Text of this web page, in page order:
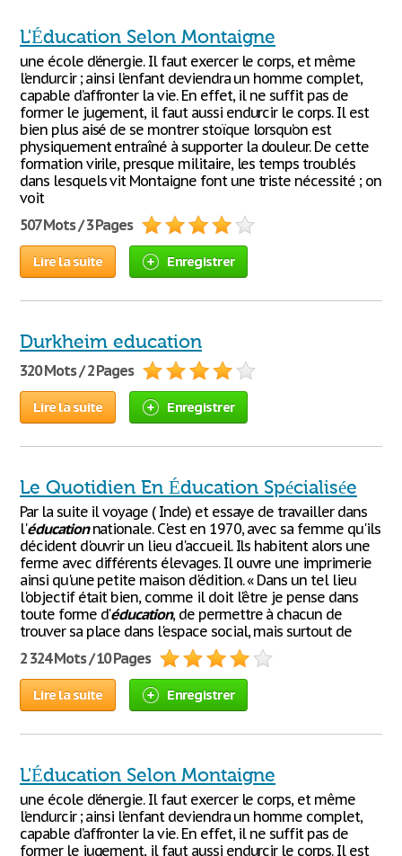
L'Éducation Selon Montaigne
une école d’énergie. Il faut exercer le corps, et même
l’endurcir ; ainsi l’enfant deviendra un homme complet,
capable d’affronter la vie. En effet, il ne suffit pas de
former le jugement, il faut aussi endurcir le corps. Il est
bien plus aisé de se montrer stoïque lorsqu’on est
physiquement entraîné à supporter la douleur. De cette
formation virile, presque militaire, les temps troublés
dans lesquels vit Montaigne font une triste nécessité ; on
voit
507 Mots / 3 Pages
Lire la suite Enregistrer
Durkheim education
320 Mots / 2 Pages
Lire la suite Enregistrer
Le Quotidien En Éducation Spécialisée
Par la suite il voyage ( Inde) et essaye de travailler dans
l'éducationnationale. C'est en 1970, avec sa femme qu'ils
décident d'ouvrir un lieu d'accueil. Ils habitent alors une
ferme avec différents élevages. Il ouvre une imprimerie
ainsi qu'une petite maison d'édition. « Dans un tel lieu
l'objectif était bien, comme il doit l'être je pense dans
toute forme d'éducation, de permettre à chacun de
trouver sa place dans l'espace social, mais surtout de
2 324 Mots / 10 Pages
Lire la suite Enregistrer
L'Éducation Selon Montaigne
une école d’énergie. Il faut exercer le corps, et même
l’endurcir ; ainsi l’enfant deviendra un homme complet,
capable d’affronter la vie. En effet, il ne suffit pas de
former le jugement, il faut aussi endurcir le corps. Il est